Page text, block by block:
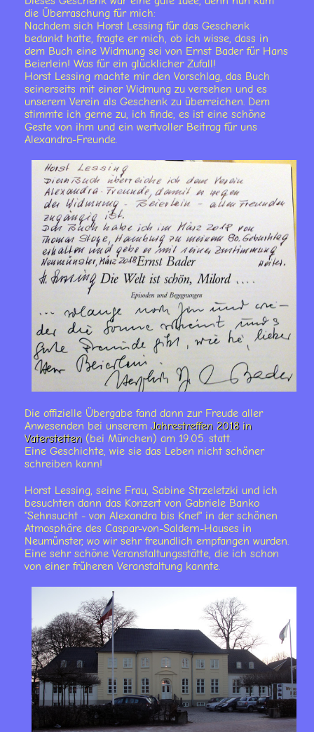
die Überraschung für mich:
Nachdem sich Horst Lessing für das Geschenk
bedankt hatte, fragte er mich, ob ich wisse, dass in
dem Buch eine Widmung sei von Ernst Bader für Hans
Beierlein! Was für ein glücklicher Zufall!
Horst Lessing machte mir den Vorschlag, das Buch
seinerseits mit einer Widmung zu versehen und es
unserem Verein als Geschenk zu überreichen. Dem
stimmte ich gerne zu, ich finde, es ist eine schöne
Geste von ihm und ein wertvoller Beitrag für uns
Alexandra-Freunde.
Die offizielle Übergabe fand dann zur Freude aller
Anwesenden bei unserem Jahrestreffen 2018 in
Vaterstetten (bei München) am 19.05. statt.
Eine Geschichte, wie sie das Leben nicht schöner
schreiben kann!
Horst Lessing, seine Frau, Sabine Strzeletzki und ich
besuchten dann das Konzert von Gabriele Banko
"Sehnsucht - von Alexandra bis Knef" in der schönen
Atmosphäre des Caspar-von-Saldern-Hauses in
Neumünster, wo wir sehr freundlich empfangen wurden.
Eine sehr schöne Veranstaltungsstätte, die ich schon
von einer früheren Veranstaltung kannte.